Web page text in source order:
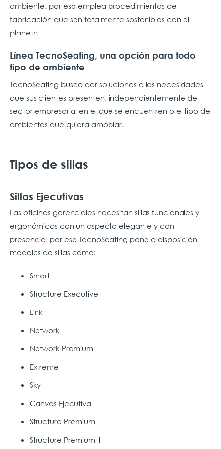
ambiente, por eso emplea procedimientos de
fabricación que son totalmente sostenibles con el
planeta.
Línea TecnoSeating, una opción para todo
tipo de ambiente
TecnoSeating busca dar soluciones a las necesidades
que sus clientes presenten, independientemente del
sector empresarial en el que se encuentren o el tipo de
ambientes que quiera amoblar.
Tipos de sillas
Sillas Ejecutivas
Las oficinas gerenciales necesitan sillas funcionales y
ergonómicas con un aspecto elegante y con
presencia, por eso TecnoSeating pone a disposición
modelos de sillas como:
Smart
Structure Executive
Link
Network
Network Premium
Extreme
Sky
Canvas Ejecutiva
Structure Premium
Structure Premium ll